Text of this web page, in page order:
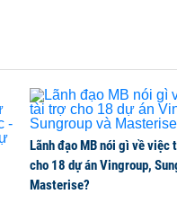
Lãnh đạo MB nói gì về việc
cho 18 dự án Vingroup,
Masterise?